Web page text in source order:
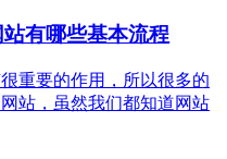
有哪些基本流程
重要的作用，所以很多的
站，虽然我们都知道网站